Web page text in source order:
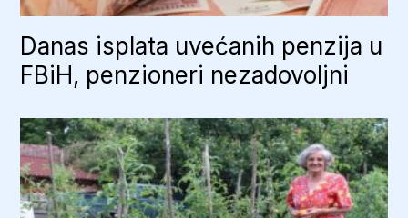
Danas isplata uvećanih penzija u
FBiH, penzioneri nezadovoljni